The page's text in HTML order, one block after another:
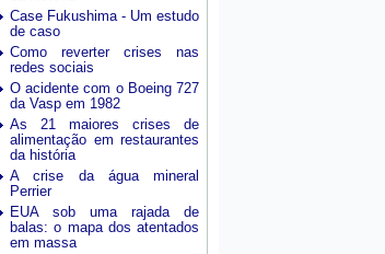
Case Fukushima - Um estudo
de caso
Como reverter crises nas
redes sociais
O acidente com o Boeing 727
da Vasp em 1982
As 21 maiores crises de
alimentação em restaurantes
da história
A crise da água mineral
Perrier
EUA sob uma rajada de
balas: o mapa dos atentados
em massa